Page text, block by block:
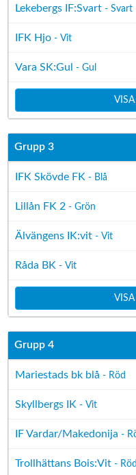
Lekebergs IF:Svart - Svart
IFK Hjo - Vit
Vara SK:Gul - Gul
Grupp 3
IFK Skövde FK - Blå
Lillån FK 2 - Grön
Älvängens IK:vit - Vit
Råda BK - Vit
Grupp 4
Mariestads bk blå - Röd
Skyllbergs IK - Vit
IF Vardar/Makedonija -
Trollhättans Bois:Vit - Röd